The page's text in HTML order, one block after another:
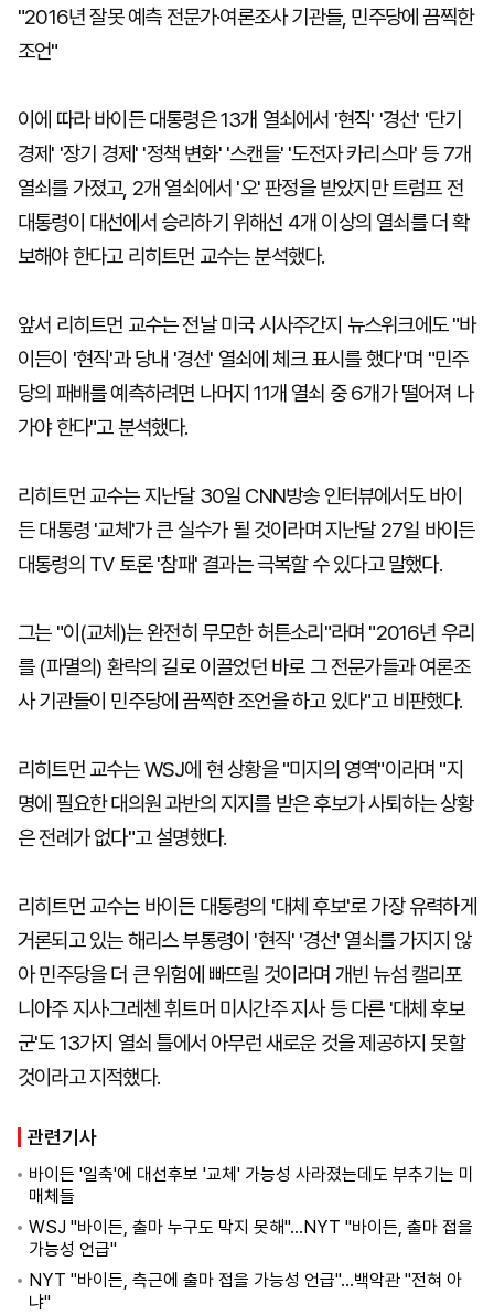
"2016년 잘못 예측 전문가·여론조사 기관들, 민주당에 끔찍한
조언"
이에 따라 바이든 대통령은 13개 열쇠에서 '현직' '경선' '단기
경제' '장기 경제' '정책 변화' '스캔들' '도전자 카리스마' 등 7개
열쇠를 가졌고, 2개 열쇠에서 '오' 판정을 받았지만 트럼프 전
대통령이 대선에서 승리하기 위해선 4개 이상의 열쇠를 더 확
보해야 한다고 리히트먼 교수는 분석했다.
앞서 리히트먼 교수는 전날 미국 시사주간지 뉴스위크에도 "바
이든이 '현직'과 당내 '경선' 열쇠에 체크 표시를 했다"며 "민주
당의 패배를 예측하려면 나머지 11개 열쇠 중 6개가 떨어져 나
가야 한다"고 분석했다.
리히트먼 교수는 지난달 30일 CNN방송 인터뷰에서도 바이
든 대통령 '교체'가 큰 실수가 될 것이라며 지난달 27일 바이든
대통령의 TV 토론 '참패' 결과는 극복할 수 있다고 말했다.
그는 "이(교체)는 완전히 무모한 허튼소리"라며 "2016년 우리
를 (파멸의) 환락의 길로 이끌었던 바로 그 전문가들과 여론조
사 기관들이 민주당에 끔찍한 조언을 하고 있다"고 비판했다.
리히트먼 교수는 WSJ에 현 상황을 "미지의 영역"이라며 "지
명에 필요한 대의원 과반의 지지를 받은 후보가 사퇴하는 상황
은 전례가 없다"고 설명했다.
리히트먼 교수는 바이든 대통령의 '대체 후보'로 가장 유력하게
거론되고 있는 해리스 부통령이 '현직' '경선' 열쇠를 가지지 않
아 민주당을 더 큰 위험에 빠뜨릴 것이라며 개빈 뉴섬 캘리포
니아주 지사·그레첸 휘트머 미시간주 지사 등 다른 '대체 후보
군'도 13가지 열쇠 틀에서 아무런 새로운 것을 제공하지 못할
것이라고 지적했다.
관련기사
바이든 '일축'에 대선후보 '교체' 가능성 사라졌는데도 부추기는 미
매체들
WSJ "바이든, 출마 누구도 막지 못해"...NYT "바이든, 출마 접을
가능성 언급"
NYT "바이든, 측근에 출마 접을 가능성 언급"...백악관 "전혀 아
냐"